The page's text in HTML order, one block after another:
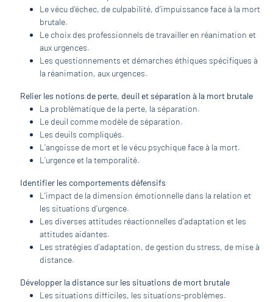
Le vécu d’échec, de culpabilité, d’impuissance face à la mort
brutale.
Le choix des professionnels de travailler en réanimation et
aux urgences.
Les questionnements et démarches éthiques spécifiques à
la réanimation, aux urgences.
Relier les notions de perte, deuil et séparation à la mort brutale
La problématique de la perte, la séparation.
Le deuil comme modèle de séparation.
Les deuils compliqués.
L’angoisse de mort et le vécu psychique face à la mort.
L’urgence et la temporalité.
Identifier les comportements défensifs
L’impact de la dimension émotionnelle dans la relation et
les situations d’urgence.
Les diverses attitudes réactionnelles d’adaptation et les
attitudes aidantes.
Les stratégies d’adaptation, de gestion du stress, de mise à
distance.
Développer la distance sur les situations de mort brutale
Les situations difficiles, les situations-problèmes.